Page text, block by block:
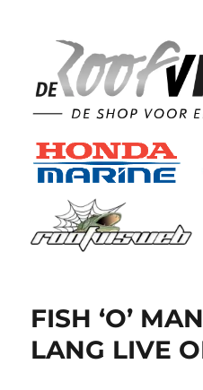
FISH ‘O’
LANG LIVE